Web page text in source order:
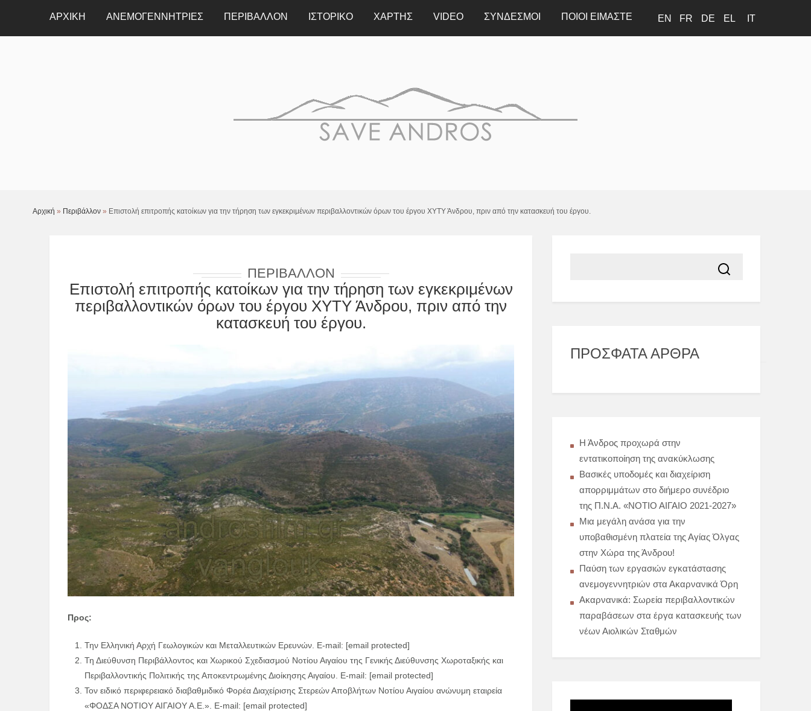
ΑΡΧΙΚΗ ΑΝΕΜΟΓΕΝΝΉΤΡΙΕΣ ΠΕΡΙΒΆΛΛΟΝ ΙΣΤΟΡΙΚΟ ΧΆΡΤΗΣ VIDEO ΣΥΝΔΕΣΜΟΙ ΠΟΙΟΊ ΕΊΜΑΣΤΕ EN FR DE EL IT
Αρχική » Περιβάλλον» Επιστολή επιτροπής κατοίκων για την τήρηση των εγκεκριμένων περιβαλλοντικών όρων του έργου ΧΥΤΥ Άνδρου, πριν από την κατασκευή του έργου.
ΠΕΡΙΒΆΛΛΟΝ
Επιστολή επιτροπής κατοίκων για την τήρηση των εγκεκριμένων
περιβαλλοντικών όρων του έργου ΧΥΤΥ Άνδρου, πριν από την
κατασκευή του έργου.
Προς:
Την Ελληνική Αρχή Γεωλογικών και Μεταλλευτικών Ερευνών. E-mail: [email protected]
Τη Διεύθυνση Περιβάλλοντος και Χωρικού Σχεδιασμού Νοτίου Αιγαίου της Γενικής Διεύθυνσης Χωροταξικής και
Περιβαλλοντικής Πολιτικής της Αποκεντρωμένης Διοίκησης Αιγαίου. E-mail: [email protected]
Τον ειδικό περιφερειακό διαβαθμιδικό Φορέα Διαχείρισης Στερεών Αποβλήτων Νοτίου Αιγαίου ανώνυμη εταιρεία
«ΦΟΔΣΑ ΝΟΤΙΟΥ ΑΙΓΑΙΟΥ Α.Ε.». E-mail: [email protected]
ΠΡΌΣΦΑΤΑ ΆΡΘΡΑ
Η Άνδρος προχωρά στην
εντατικοποίηση της ανακύκλωσης
Βασικές υποδομές και διαχείριση
απορριμμάτων στο διήμερο συνέδριο
της Π.Ν.Α. «ΝΟΤΙΟ ΑΙΓΑΙΟ 2021-2027»
Μια μεγάλη ανάσα για την
υποβαθισμένη πλατεία της Αγίας Όλγας
στην Χώρα της Άνδρου!
Παύση των εργασιών εγκατάστασης
ανεμογεννητριών στα Ακαρνανικά Όρη
Ακαρνανικά: Σωρεία περιβαλλοντικών
παραβάσεων στα έργα κατασκευής των
νέων Αιολικών Σταθμών